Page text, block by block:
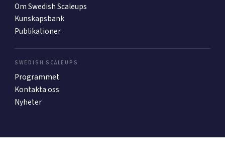
Ansök till Swedish Scaleups
Om Swedish Scaleups
Kunskapsbank
Publikationer
SWEDISH SCALEUPS
Programmet
Kontakta oss
Nyheter